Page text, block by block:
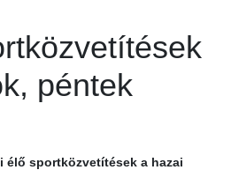
péntek
élő sportközvetítések a hazai